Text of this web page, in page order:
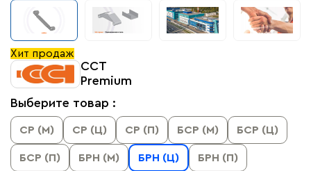
Хит продаж
ССТ
Premium
Выберите товар :
СР (М) СР (Ц) СР (П) БСР (М) БСР (Ц)
БСР (П) БРН (М) БРН (Ц) БРН (П)